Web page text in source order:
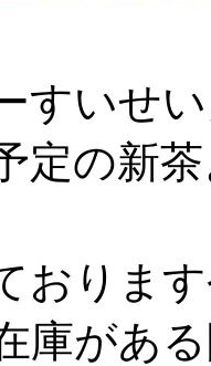
すいせ
定の新
おりま
庫があ